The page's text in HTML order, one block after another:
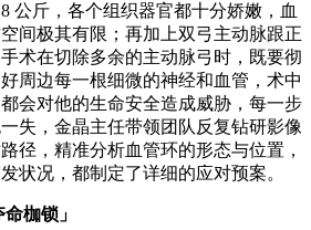
公斤，各个组织器官都十分娇嫩，血
间极其有限；再加上双弓主动脉跟正
术在切除多余的主动脉弓时，既要彻
周边每一根细微的神经和血管，术中
会对他的生命安全造成威胁，每一步
失，金晶主任带领团队反复钻研影像
径，精准分析血管环的形态与位置，
状况，都制定了详细的应对预案。
枷锁」